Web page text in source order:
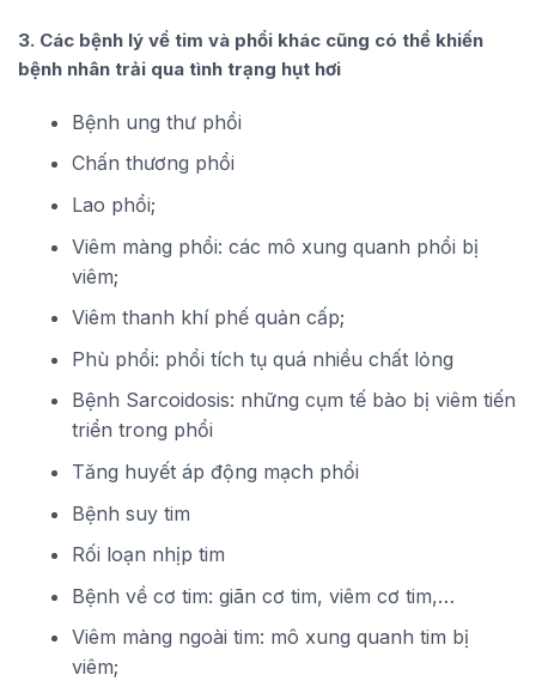
3. Các bệnh lý về tim và phổi khác cũng có thể khiến
bệnh nhân trải qua tình trạng hụt hơi
Bệnh ung thư phổi
Chấn thương phổi
Lao phổi;
Viêm màng phổi: các mô xung quanh phổi bị
viêm;
Viêm thanh khí phế quản cấp;
Phù phổi: phổi tích tụ quá nhiều chất lỏng
Bệnh Sarcoidosis: những cụm tế bào bị viêm tiến
triển trong phổi
Tăng huyết áp động mạch phổi
Bệnh suy tim
Rối loạn nhịp tim
Bệnh về cơ tim: giãn cơ tim, viêm cơ tim,…
Viêm màng ngoài tim: mô xung quanh tim bị
viêm;